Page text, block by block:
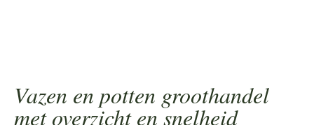
Vazen en potten groothandel
met overzicht en snelheid